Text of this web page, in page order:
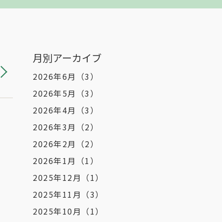
月別アーカイブ
2026年6月
（3）
2026年5月
（3）
2026年4月
（3）
2026年3月
（2）
2026年2月
（2）
2026年1月
（1）
2025年12月 （1）
2025年11月 （3）
2025年10月 （1）